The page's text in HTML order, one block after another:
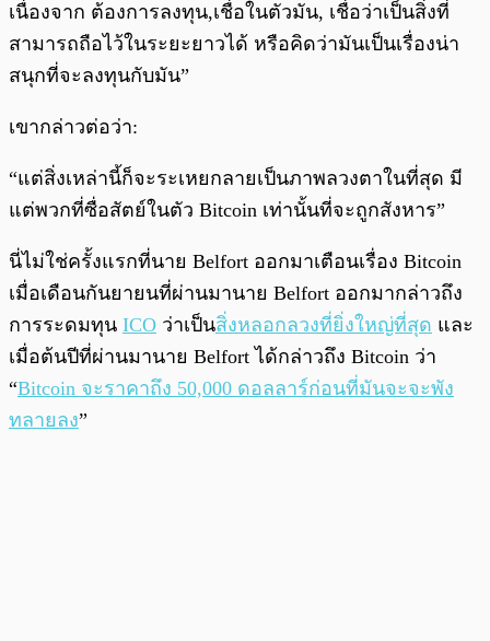
เนื่องจาก ต้องการลงทุน,เชื่อในตัวมัน, เชื่อว่าเป็นสิ่งที่
สามารถถือไว้ในระยะยาวได้ หรือคิดว่ามันเป็นเรื่องน่า
สนุกที่จะลงทุนกับมัน”
เขากล่าวต่อว่า:
“แต่สิ่งเหล่านี้ก็จะระเหยกลายเป็นภาพลวงตาในที่สุด มี
แต่พวกที่ซื่อสัตย์ในตัว Bitcoin เท่านั้นที่จะถูกสังหาร”
นี่ไม่ใช่ครั้งแรกที่นาย Belfort ออกมาเตือนเรื่อง Bitcoin
เมื่อเดือนกันยายนที่ผ่านมานาย Belfort ออกมากล่าวถึง
การระดมทุน ICO ว่าเป็นสิ่งหลอกลวงที่ยิ่งใหญ่ที่สุด และ
เมื่อต้นปีที่ผ่านมานาย Belfort ได้กล่าวถึง Bitcoin ว่า
“Bitcoin จะราคาถึง 50,000 ดอลลาร์ก่อนที่มันจะจะพัง
ทลายลง”